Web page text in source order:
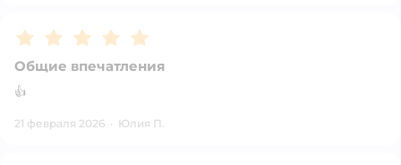
Рейтинг:5
Общие впечатления
👍
21 февраля 2026 · Юлия П.